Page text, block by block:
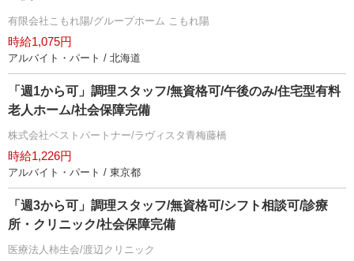
有限会社こもれ陽/グループホーム こもれ陽
時給1,075円
アルバイト・パート / 北海道
「週1から可」調理スタッフ/無資格可/午後のみ/住宅型有料
老人ホーム/社会保障完備
株式会社ベストパートナー/ラヴィスタ青梅藤橋
時給1,226円
アルバイト・パート / 東京都
「週3から可」調理スタッフ/無資格可/シフト相談可/診療
所・クリニック/社会保障完備
医療法人柿生会/渡辺クリニック